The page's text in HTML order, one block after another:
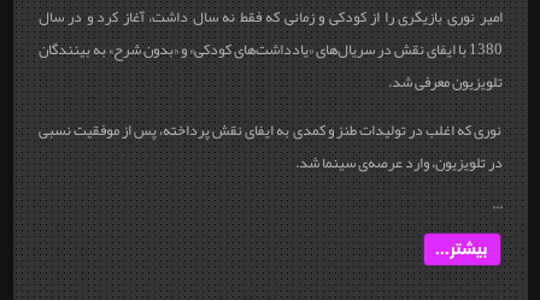
امیر نوری بازیگری را از کودکی و زمانی كه فقط نه سال داشت، آغاز کرد و در سال
1380 با ایفای نقش در سريال‌های «يادداشت‌های كودكی» و «بدون شرح» به بینندگان
تلویزیون معرفی شد.
نوری که اغلب در تولیدات طنز و کمدی به ایفای نقش پرداخته، پس از موفقیت نسبی
در تلویزیون، وارد عرصه‌ی سینما شد.
...
بیشتر...